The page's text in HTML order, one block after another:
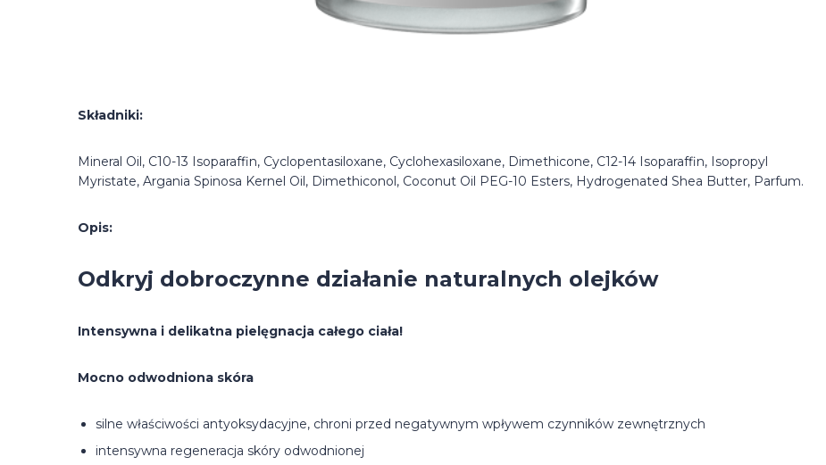
Składniki:
Mineral Oil, C10-13 Isoparaffin, Cyclopentasiloxane, Cyclohexasiloxane, Dimethicone, C12-14 Isoparaffin, Isopropyl
Myristate, Argania Spinosa Kernel Oil, Dimethiconol, Coconut Oil PEG-10 Esters, Hydrogenated Shea Butter, Parfum.
Opis:
Odkryj dobroczynne działanie naturalnych olejków
Intensywna i delikatna pielęgnacja całego ciała!
Mocno odwodniona skóra
silne właściwości antyoksydacyjne, chroni przed negatywnym wpływem czynników zewnętrznych
intensywna regeneracja skóry odwodnionej